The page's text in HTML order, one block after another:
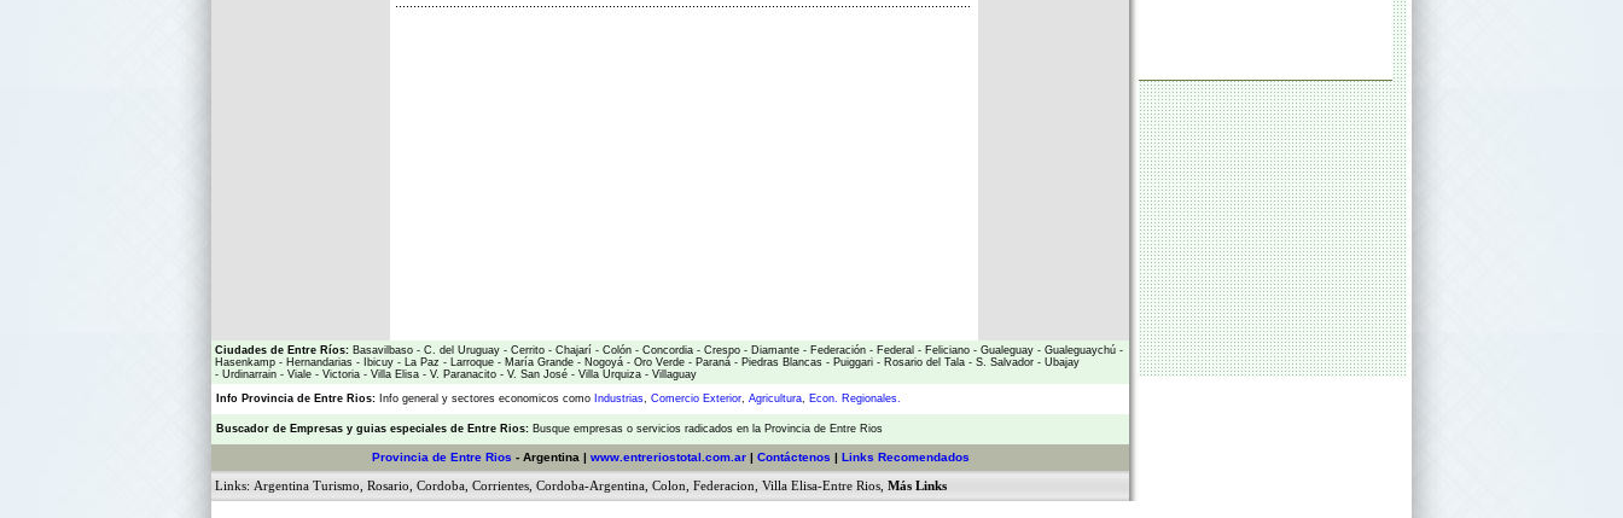
Ciudades de Entre Ríos: Basavilbaso - C. del Uruguay - Cerrito - Chajarí - Colón - Concordia - Crespo - Diamante - Federación - Federal - Feliciano - Gualeguay - Gualeguaychú -
Hasenkamp - Hernandarias - Ibicuy - La Paz - Larroque - María Grande - Nogoyá - Oro Verde - Paraná - Piedras Blancas - Puiggari - Rosario del Tala - S. Salvador - Ubajay
- Urdinarrain - Viale - Victoria - Villa Elisa - V. Paranacito - V. San José - Villa Urquiza - Villaguay
Info Provincia de Entre Rios: Info general y sectores economicos como Industrias, Comercio Exterior, Agricultura, Econ. Regionales.
Buscador de Empresas y guias especiales de Entre Rios: Busque empresas o servicios radicados en la Provincia de Entre Rios
Provincia de Entre Rios - Argentina | www.entreriostotal.com.ar| Contáctenos | Links Recomendados
Links: Argentina Turismo Rosario Cordoba Corrientes Cordoba-Argentina Colon Federacion Villa Elisa-Entre Rios Más Links